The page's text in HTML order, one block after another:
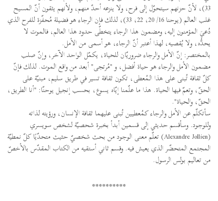
33)، لأنّ حزنهم سيتحوّل إلى فرح، ولا ينزعه أحدٌ منهم، ولأنهم يثقون أنّ المسيح
غلب العالم (يوحنا 16/ 20، 22، 33)، لذلك فإن الرجاء هو فضيلة مُحفّزة للفرح الذي
دُعيَ المؤمنون إليه، ومضمون هذا الرجاء يتخطّى حدود هذا العالم، فالموت لا
يحدُّه، ولا يُقصيه، لهذا أعتبر أنّ الرجاء، هو أسمى من الأمل.
بالمختصر: إنّ الأمل والرجاء ضروريّان للحياة، يكمّل الواحد الآخر، وإنّ صلب
مضمون الأمل والرجاء هو حياة أفضل، و "مُرتجى" أبعد من واقع الموت. لذلك فإنّ
كلّ ثقافة تُبنى على هذا الـمُعطى، تكون ثقافة تسير في طريق سليم، مبنيّة على
الحقّ، وتعمّ فيها الحياة. هذا ما علّمنا إيّاه يسوع، بحسب إنجيل يوحنّا: "أنا الطريق،
الحقّ، والحياة".
سأتكلّم عن الأمل والرجاء كمُعطيين تُبنى عليهما ثقافة الإنسان، ورؤيته لذاته
وللوجود. وسأقسم حديثي إلى قسمين أبدأ بخبرة شحصيّة لشخص سويسري
(Alexandre Jollien) تعلّم معنى الوجود من بحث شخصيّ حثيث متحدّيًا كلّ نمطيّة
المجتمع المتحضّر الذي يعيش فيه. وقسم ثاني أستقيه من الكتاب المقدّس بالأخصّ
من تعاليم بولس الرسول.
**********